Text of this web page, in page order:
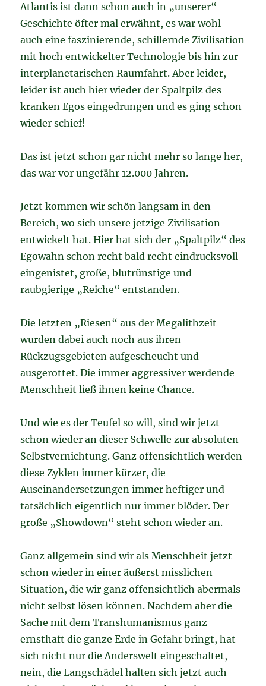
Atlantis ist dann schon auch in „unserer“
Geschichte öfter mal erwähnt, es war wohl
auch eine faszinierende, schillernde Zivilisation
mit hoch entwickelter Technologie bis hin zur
interplanetarischen Raumfahrt. Aber leider,
leider ist auch hier wieder der Spaltpilz des
kranken Egos eingedrungen und es ging schon
wieder schief!
Das ist jetzt schon gar nicht mehr so lange her,
das war vor ungefähr 12.000 Jahren.
Jetzt kommen wir schön langsam in den
Bereich, wo sich unsere jetzige Zivilisation
entwickelt hat. Hier hat sich der „Spaltpilz“ des
Egowahn schon recht bald recht eindrucksvoll
eingenistet, große, blutrünstige und
raubgierige „Reiche“ entstanden.
Die letzten „Riesen“ aus der Megalithzeit
wurden dabei auch noch aus ihren
Rückzugsgebieten aufgescheucht und
ausgerottet. Die immer aggressiver werdende
Menschheit ließ ihnen keine Chance.
Und wie es der Teufel so will, sind wir jetzt
schon wieder an dieser Schwelle zur absoluten
Selbstvernichtung. Ganz offensichtlich werden
diese Zyklen immer kürzer, die
Auseinandersetzungen immer heftiger und
tatsächlich eigentlich nur immer blöder. Der
große „Showdown“ steht schon wieder an.
Ganz allgemein sind wir als Menschheit jetzt
schon wieder in einer äußerst misslichen
Situation, die wir ganz offensichtlich abermals
nicht selbst lösen können. Nachdem aber die
Sache mit dem Transhumanismus ganz
ernsthaft die ganze Erde in Gefahr bringt, hat
sich nicht nur die Anderswelt eingeschaltet,
nein, die Langschädel halten sich jetzt auch